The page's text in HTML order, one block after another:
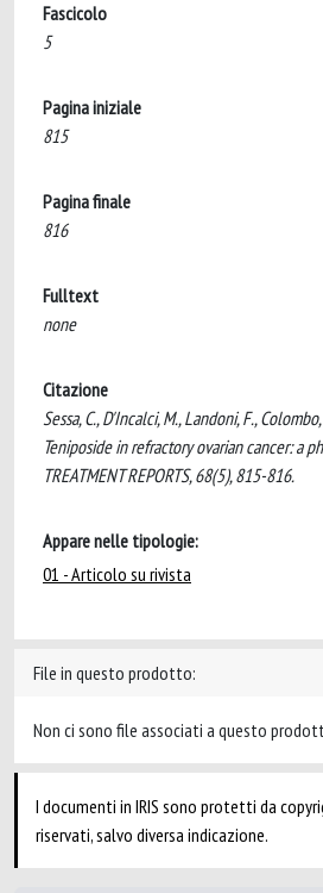
Fascicolo
5
Pagina iniziale
815
Pagina finale
816
Fulltext
none
Citazione
Sessa, C., D'Incalci, M., Landoni, F.,
Teniposide in refractory ovarian cancer: a
TREATMENT REPORTS, 68(5), 815-816.
Appare nelle tipologie:
01 - Articolo su rivista
File in questo prodotto:
Non ci sono file associati a questo
I documenti in IRIS sono protetti da
riservati, salvo diversa indicazione.